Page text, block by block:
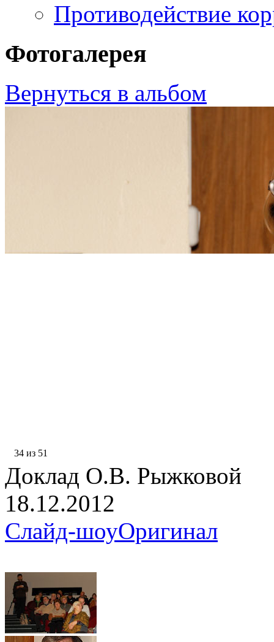
Противодействие
Фотогалерея
Вернуться в альбом
34 из 51
Доклад О.В. Рыжковой
18.12.2012
Слайд-шоуОригинал